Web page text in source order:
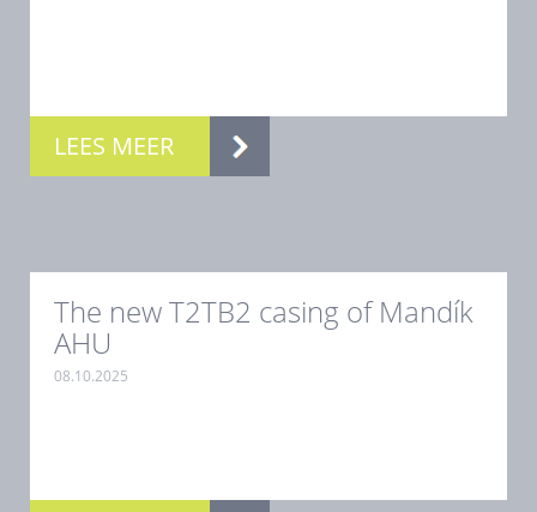
LEES MEER
The new T2TB2 casing of Mandík
AHU
08.10.2025